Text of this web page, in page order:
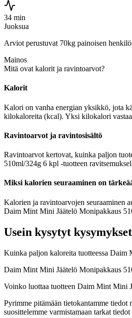
34 min
Juoksua
Arviot perustuvat 70kg painoisen
Mainos
Mitä ovat kalorit ja ravintoarvot?
Kalorit
Kalori on vanha energian yksikkö, jota
kilokaloreita (kcal). Yksi kilokalori
Ravintoarvot ja ravintosisältö
Ravintoarvot kertovat, kuinka paljon
510ml/324g 6 kpl -tuotteen
Miksi kalorien seuraaminen on
Kalorien ja ravintoarvojen seuraaminen
Daim Mint Mini Jäätelö Monipakkaus
Usein kysytyt kysymykset
Kuinka paljon kaloreita tuotteessa
Daim Mint Mini Jäätelö Monipakkaus
Voinko luottaa tuotteen Daim Mint Mini
Pyrimme pitämään tietokantamme
suosittelemme varmistamaan tarkat